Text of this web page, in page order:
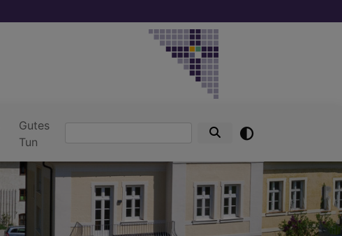
Gutes
Tun
Suche